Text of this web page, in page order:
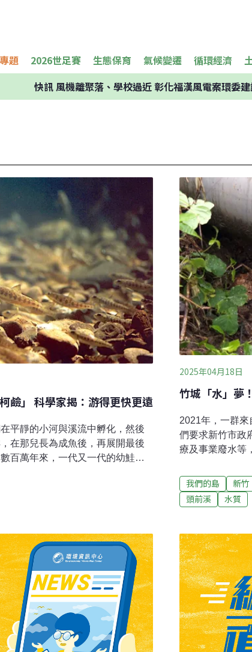
題 2026世足賽 生態保育 氣候變遷 循環經濟
快訊風機離聚落、學校過近 彰化福漢風電案環委
鹼」 科學家揭：游得更快更遠
平靜的小河與溪流中孵化，然後
在那兒長為成魚後，再展開最後
百萬年來，一代又一代的幼鮭展
《當代生物學》（Current
會改變大型湖泊中大西洋幼鮭的
告的共同作者、澳洲格里菲斯大
）指出，「我們發現不只
愈高。」當人類攝取古柯鹼後，
）並排出，最後進入污水處理
2025年04月18日
竹城「水」夢
2021年，一群
們要求新竹市政
療及事業廢水等
束……垃圾水溢流
水質水量保護區
是台灣乾淨水聯
雨，未覆蓋的垃
入頭前溪。工業
區，是設立逾40
理後排入河川，
電子零組件製造
我們的島 新竹
頭前溪
水質